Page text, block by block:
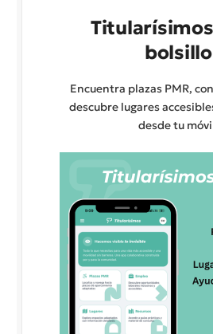
bolsillo
Encuentra plazas PMR,
descubre lugares
desde tu